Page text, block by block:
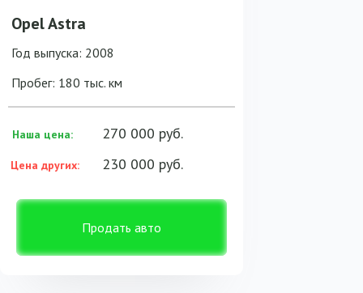
Opel Astra
Пробег: 180 тыс. км
Наша цена:
Цена других:
Год выпуска: 2008
270 000 руб.
230 000 руб.
Продать авто